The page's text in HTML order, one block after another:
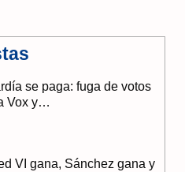
se paga: fuga de votos
Vox y…
VI gana, Sánchez gana y